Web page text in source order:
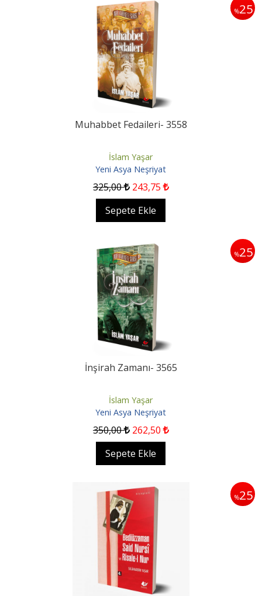
%25
Muhabbet Fedaileri- 3558
İslam Yaşar
Yeni Asya Neşriyat
325,00 243,75
Sepete Ekle
%25
İnşirah Zamanı- 3565
İslam Yaşar
Yeni Asya Neşriyat
350,00 262,50
Sepete Ekle
%25